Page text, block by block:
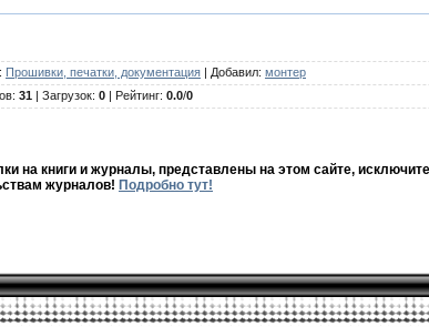
: Прошивки, печатки, документация Добавил: монтер
: 31 Загрузок: 0 Рейтинг: 0.0/0
на книги и журналы, представлены на этом сайте,
журналов! Подробно тут!